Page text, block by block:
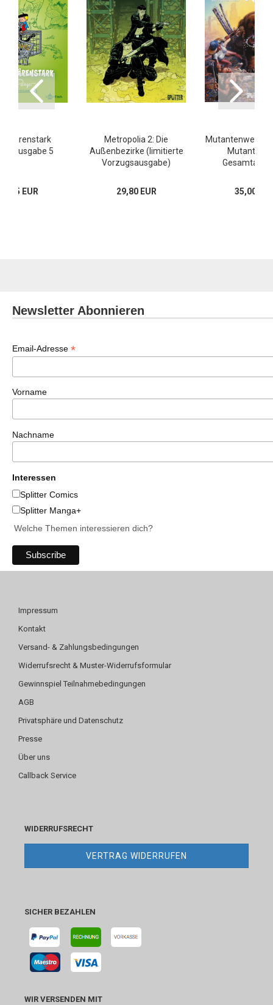
Bärenstark
5
EUR
Metropolia 2: Die
Außenbezirke (limitierte
Vorzugsausgabe)
29,80 EUR
Mutantenwelt &
35,00
Newsletter Abonnieren
Email-Adresse *
Vorname
Nachname
Interessen
Splitter Comics
Splitter Manga+
Welche Themen interessieren dich?
Impressum
Kontakt
Versand- & Zahlungsbedingungen
Widerrufsrecht & Muster-Widerrufsformular
Gewinnspiel Teilnahmebedingungen
AGB
Privatsphäre und Datenschutz
Presse
Über uns
Callback Service
WIDERRUFSRECHT
VERTRAG WIDERRUFEN
SICHER BEZAHLEN
WIR VERSENDEN MIT